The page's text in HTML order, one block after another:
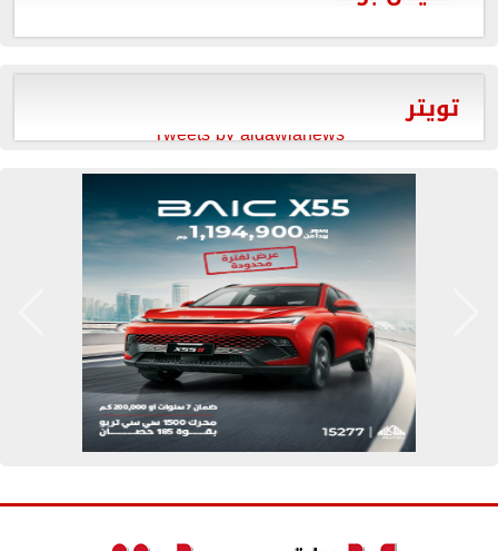
تويتر
Tweets by aldawlanews